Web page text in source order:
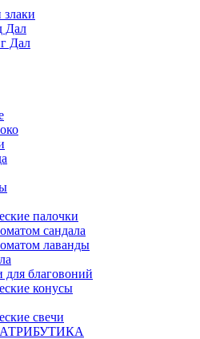
Дал
Дал
палочки
сандала
лаванды
для благовоний
конусы
свечи